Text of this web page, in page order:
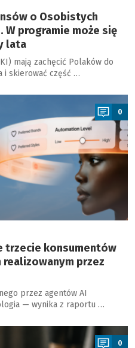
o Osobistych
programie może się
lata
mają zachęcić Polaków do
i skierować część …
0
trzecie konsumentów
realizowanym przez
przez agentów AI
— wynika z raportu …
0